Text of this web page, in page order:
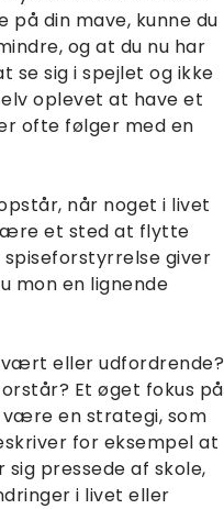
på din mave, kunne du
og at du nu har
sig i spejlet og ikke
oplevet at have et
ofte følger med en
når noget i livet
et sted at flytte
spiseforstyrrelse giver
mon en lignende
eller udfordrende?
Et øget fokus på
en strategi, som
for eksempel at
pressede af skole,
i livet eller